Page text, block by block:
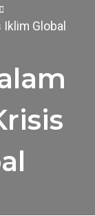
Global